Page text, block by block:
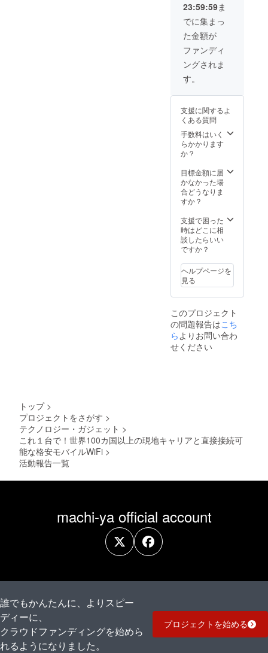
23:59:59ま
でに集まっ
た金額が
ファンディ
ングされま
す。
支援に関するよ
くある質問
手数料はいく
らかかります
か？
目標金額に届
かなかった場
合どうなりま
すか？
支援で困った
時はどこに相
談したらいい
ですか？
ヘルプページを
見る
このプロジェクト
の問題報告はこち
ら よりお問い合わ
せください
トップ >
プロジェクトをさがす >
テクノロジー・ガジェット >
これ１台で！世界100カ国以上の現地キャリアと直接接続可
能な格安モバイルWiFi >
活動報告一覧
machi-ya official account
誰でもかんたんに、よりスピー
ディーに、
クラウドファンディングを始めら
れるようになりました。
プロジェクトを始める